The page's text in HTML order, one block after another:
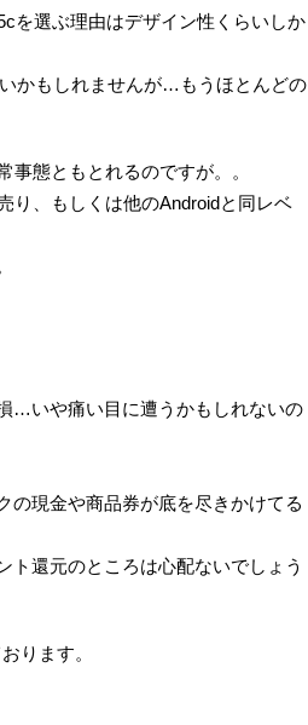
を選ぶ理由はデザイン性くらいしか
かもしれませんが…もうほとんどの
事態ともとれるのですが。。
り、もしくは他のAndroidと同レベ
…いや痛い目に遭うかもしれないの
の現金や商品券が底を尽きかけてる
ト還元のところは心配ないでしょう
ります。